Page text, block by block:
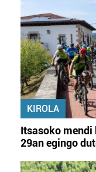
KIROLA
Itsasoko
29an egingo